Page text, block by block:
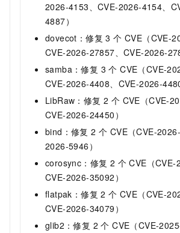
2026-4153、CVE-2026-4154、
4887）
dovecot：修复 3 个 CVE（CVE-
CVE-2026-27857、CVE-2026-
samba：修复 3 个 CVE（CVE-
CVE-2026-4408、CVE-2026-4480
LibRaw：修复 2 个 CVE（CVE-
CVE-2026-24450）
bind：修复 2 个 CVE（CVE-
2026-5946）
corosync：修复 2 个 CVE（CVE-
CVE-2026-35092）
flatpak：修复 2 个 CVE（CVE-
CVE-2026-34079）
glib2：修复 2 个 CVE（CVE-